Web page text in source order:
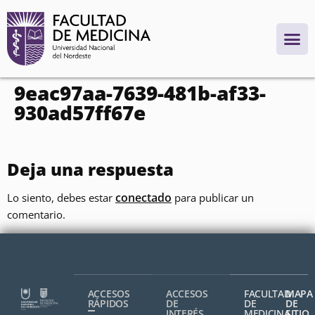
contenido
9eac97aa-7639-481b-af33-
930ad57ff67e
Deja una respuesta
Lo siento, debes estar conectado para publicar un
comentario.
ACCESOS
RÁPIDOS
ACCESOS
DE
FACULTAD
DE
MAPA
DE